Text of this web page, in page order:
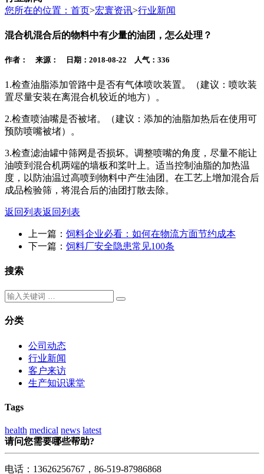
您所在的位置：首页>宏寰资讯>行业新闻
混合机混合后的物料中有少量的油团，怎么处理？
作者： 来源： 日期：2018-08-22 人气： 336
1.检查油脂添加管路中是否有气体喷吹装置。（建议：喷吹装
置尽量安装在离混合机较近的地方）。
2.检查喷油嘴是否被堵。（建议：添加的油脂加热后在使用可
预防喷嘴被堵）。
3.检查滤油罐中筛网是否损坏。调整喷嘴的角度，尽量不能让
油喷到混合机两端的墙板和桨叶上。适当控制油脂的加热温
度，以防油温过高喷到物料中产生油团。在工艺上增加混合后
成品检验筛，将混合后的油团打散去除。
返回列表返回列表
上一篇： 饲料企业必看：如何在物流方面节约成本
下一篇： 饲料厂安全隐患常见100条
搜索
分类
公司动态
行业新闻
客户来访
生产知识课堂
Tags
health medical news latest
请问您需要哪些帮助?
电话：13626256767，86-519-87986868